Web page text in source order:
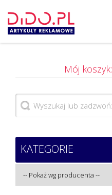
Mój koszyk:
KATEGORIE